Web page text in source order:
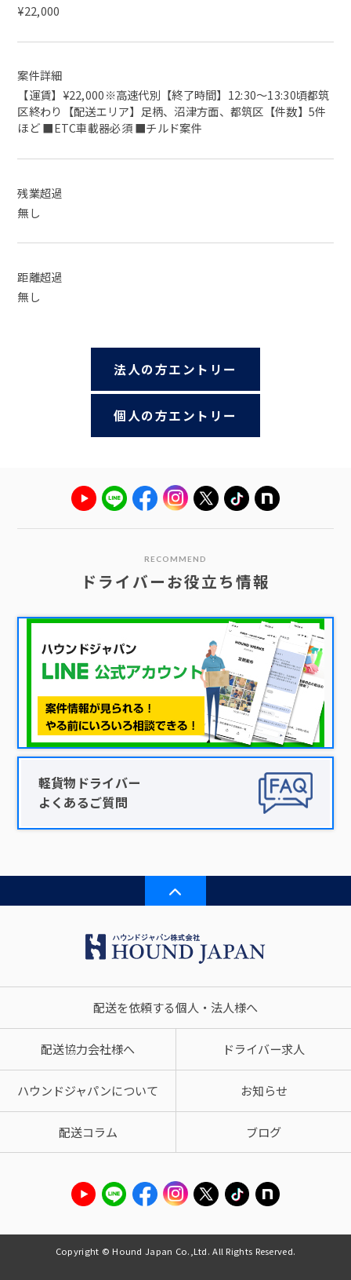
¥22,000
案件詳細
【運賃】¥22,000※高速代別【終了時間】12:30〜13:30頃都筑
区終わり【配送エリア】足柄、沼津方面、都筑区【件数】5件
ほど ■ETC車載器必須 ■チルド案件
残業超過
無し
距離超過
無し
法人の方エントリー
個人の方エントリー
RECOMMEND
ドライバーお役立ち情報
軽貨物ドライバー
よくあるご質問
配送を依頼する個人・法人様へ
配送協力会社様へ ドライバー求人
ハウンドジャパンについて お知らせ
配送コラム ブログ
Copyright © Hound Japan Co.,Ltd. All Rights Reserved.